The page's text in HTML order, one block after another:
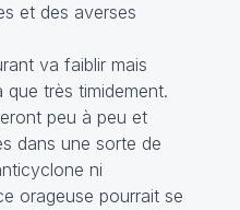
et des averses
va faiblir mais
que très timidement.
peu à peu et
dans une sorte de
ni
orageuse pourrait se